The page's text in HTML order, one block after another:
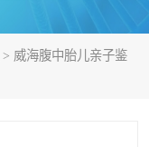
> 威海腹中胎儿亲子鉴